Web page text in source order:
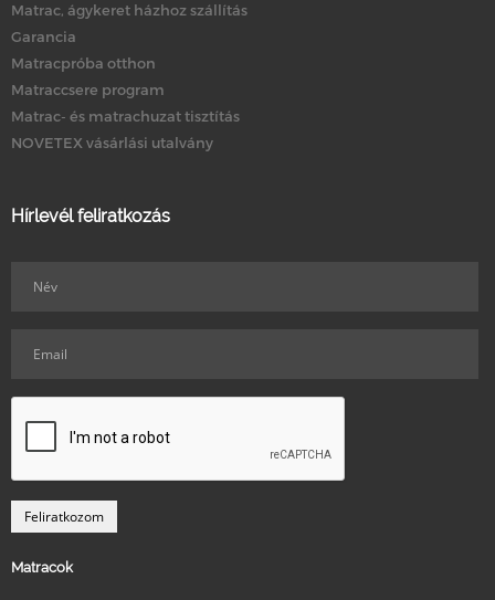
Matrac, ágykeret házhoz szállítás
Garancia
Matracpróba otthon
Matraccsere program
Matrac- és matrachuzat tisztítás
NOVETEX vásárlási utalvány
Hírlevél feliratkozás
Matracok